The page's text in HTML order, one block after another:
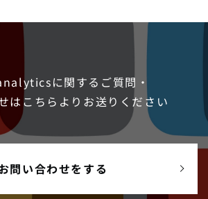
に関するご質問・
は こちらよりお送りください
問い合わせをする